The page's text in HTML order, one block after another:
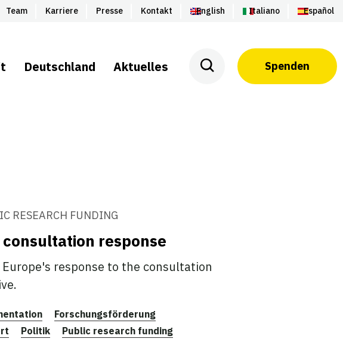
Team Karriere Presse Kontakt English Italiano Español
Deutschland Aktuelles Spenden
RESEARCH FUNDING
response
response to the consultation
Forschungsförderung
Politik
Public research funding